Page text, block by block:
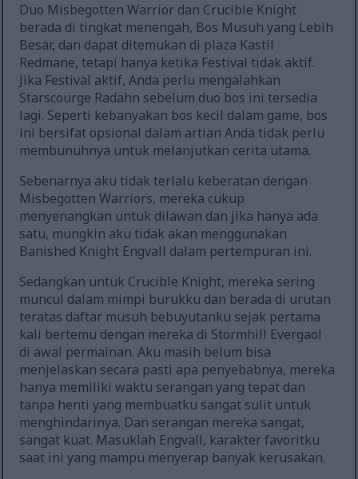
Duo Misbegotten Warrior dan Crucible Knight
berada di tingkat menengah, Bos Musuh yang Lebih
Besar, dan dapat ditemukan di plaza Kastil
Redmane, tetapi hanya ketika Festival tidak aktif.
Jika Festival aktif, Anda perlu mengalahkan
Starscourge Radahn sebelum duo bos ini tersedia
lagi. Seperti kebanyakan bos kecil dalam game, bos
ini bersifat opsional dalam artian Anda tidak perlu
membunuhnya untuk melanjutkan cerita utama.
Sebenarnya aku tidak terlalu keberatan dengan
Misbegotten Warriors, mereka cukup
menyenangkan untuk dilawan dan jika hanya ada
satu, mungkin aku tidak akan menggunakan
Banished Knight Engvall dalam pertempuran ini.
Sedangkan untuk Crucible Knight, mereka sering
muncul dalam mimpi burukku dan berada di urutan
teratas daftar musuh bebuyutanku sejak pertama
kali bertemu dengan mereka di Stormhill Evergaol
di awal permainan. Aku masih belum bisa
menjelaskan secara pasti apa penyebabnya, mereka
hanya memiliki waktu serangan yang tepat dan
tanpa henti yang membuatku sangat sulit untuk
menghindarinya. Dan serangan mereka sangat,
sangat kuat. Masuklah Engvall, karakter favoritku
saat ini yang mampu menyerap banyak kerusakan.